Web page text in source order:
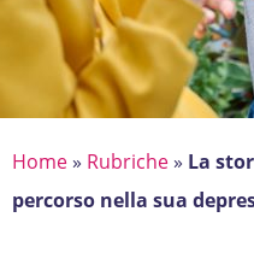
Home» Rubriche» La
percorso nella sua